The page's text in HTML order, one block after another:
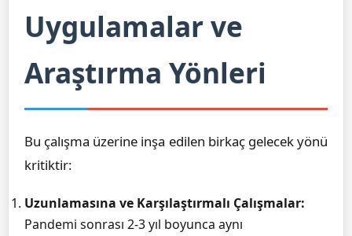
Uygulamalar ve
Araştırma Yönleri
Bu çalışma üzerine inşa edilen birkaç gelecek yönü
kritiktir:
Uzunlamasına ve Karşılaştırmalı Çalışmalar:
Pandemi sonrası 2-3 yıl boyunca aynı